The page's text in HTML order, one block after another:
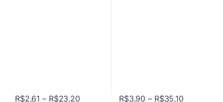
R$2,61 – R$23,20Faixa de preço: R$2,61 através
R$3,90 – R$35,10Faixa de